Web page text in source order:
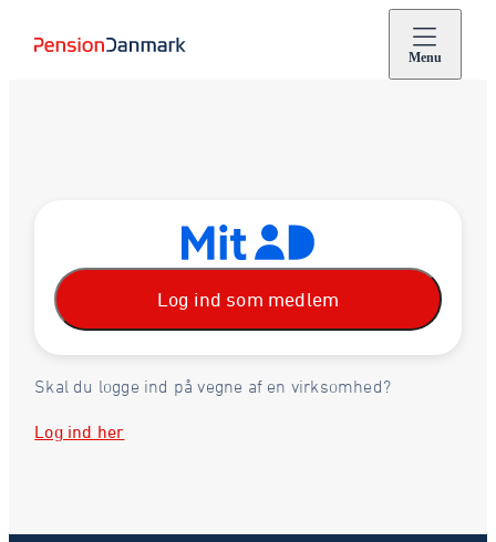
Menu
Log ind som medlem
Skal du logge ind på vegne af en virksomhed?
Log ind her